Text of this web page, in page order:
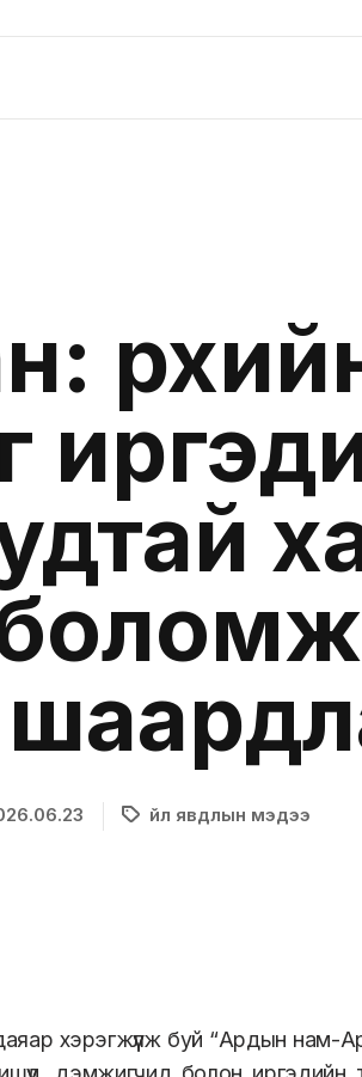
Үйл явдлын мэдээ
хэрэгжүүлж буй “Ардын нам-